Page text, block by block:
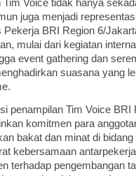
Tim Voice tidak hanya
juga menjadi
Pekerja BRI Region 6/
mulai dari kegiatan
event gathering dan
suasana yang
penampilan Tim Voice BRI
komitmen para
bakat dan minat di
kebersamaan
terhadap pengembangan